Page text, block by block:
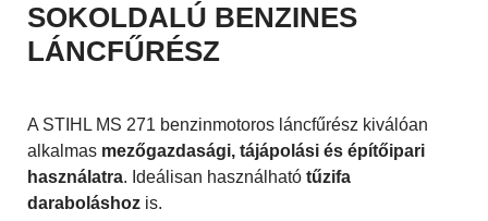
SOKOLDALÚ BENZINES
LÁNCFŰRÉSZ
A STIHL MS 271 benzinmotoros láncfűrész kiválóan
alkalmas mezőgazdasági, tájápolási és építőipari
használatra. Ideálisan használható tűzifa
daraboláshoz is.